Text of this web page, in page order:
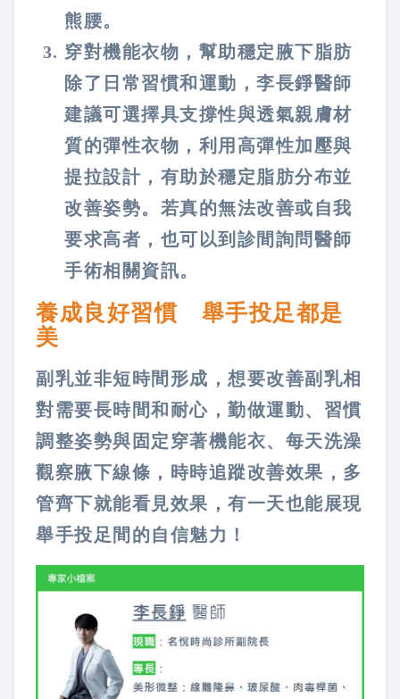
熊腰。
穿對機能衣物，幫助穩定腋下脂肪
除了日常習慣和運動，李長錚醫師
建議可選擇具支撐性與透氣親膚材
質的彈性衣物，利用高彈性加壓與
提拉設計，有助於穩定脂肪分布並
改善姿勢。若真的無法改善或自我
要求高者，也可以到診間詢問醫師
手術相關資訊。
養成良好習慣 舉手投足都是
美
副乳並非短時間形成，想要改善副乳相
對需要長時間和耐心，勤做運動、習慣
調整姿勢與固定穿著機能衣、每天洗澡
觀察腋下線條，時時追蹤改善效果，多
管齊下就能看見效果，有一天也能展現
舉手投足間的自信魅力！